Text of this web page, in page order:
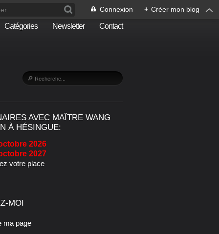
Connexion + Créer mon blog
Catégories Newsletter Contact
AVEC MAÎTRE WANG
À HÉSINGUE:
2026
2027
votre place
MOI
ma page